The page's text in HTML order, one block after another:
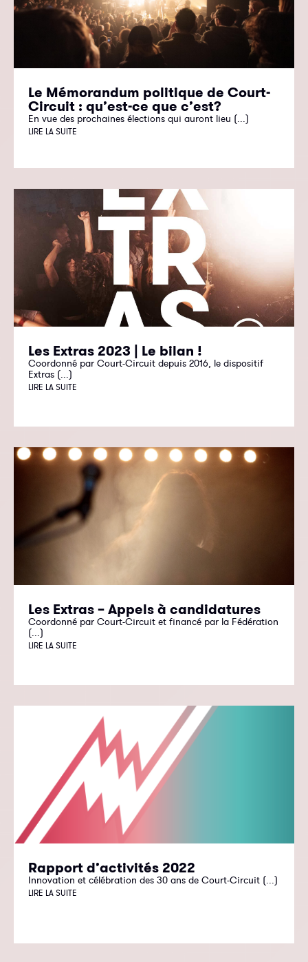
Le Mémorandum politique de Court-
Circuit : qu’est-ce que c’est?
En vue des prochaines élections qui auront lieu (...)
LIRE LA SUITE
Les Extras 2023 | Le bilan !
Coordonné par Court-Circuit depuis 2016, le dispositif
Extras (...)
LIRE LA SUITE
Les Extras – Appels à candidatures
Coordonné par Court-Circuit et financé par la Fédération
(...)
LIRE LA SUITE
Rapport d’activités 2022
Innovation et célébration des 30 ans de Court-Circuit (...)
LIRE LA SUITE